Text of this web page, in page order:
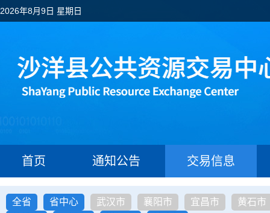
2026年8月9日 星期日
首页 通知公告 交易信息
全省 省中心 武汉市 襄阳市 宜昌市
黄石市